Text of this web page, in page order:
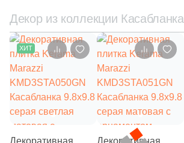
Декор из коллекции Касабланка
ХИТ
Декоративная Декоративная